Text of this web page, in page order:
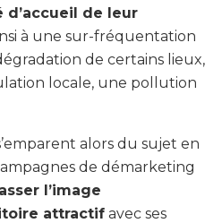
d’accueil de leur
à une sur-fréquentation
de certains lieux,
locale, une pollution
alors du sujet en
de démarketing
l’image
attractif avec ses